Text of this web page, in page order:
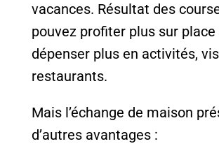
vacances. Résultat des
pouvez profiter plus sur place
dépenser plus en activités,
restaurants.
Mais l’échange de maison
d’autres avantages :